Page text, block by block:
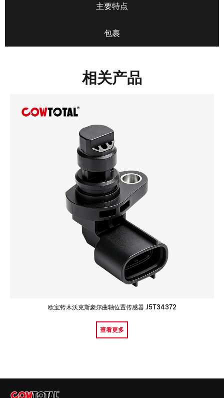
主要特点
包裹
相关产品
欧宝铃木沃克斯豪尔曲轴位置传感器 J5T34372
查看更多